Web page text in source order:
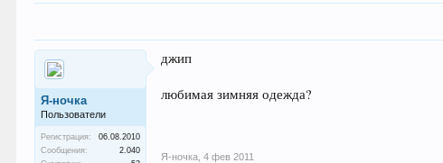
Я-ночка
Пользователи
Регистрация:
06.08.2010
Сообщения:
2.040
джип
любимая зимняя одежда?
Я-ночка 4 фев 2011